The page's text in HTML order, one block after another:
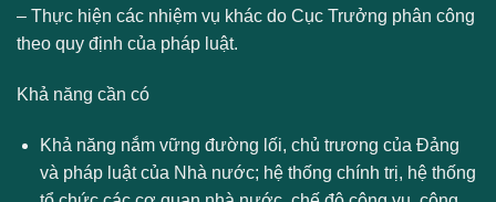
– Thực hiện các nhiệm vụ khác do Cục Trưởng phân công
theo quy định của pháp luật.
Khả năng cần có
Khả năng nắm vững đường lối, chủ trương của Đảng
và pháp luật của Nhà nước; hệ thống chính trị, hệ thống